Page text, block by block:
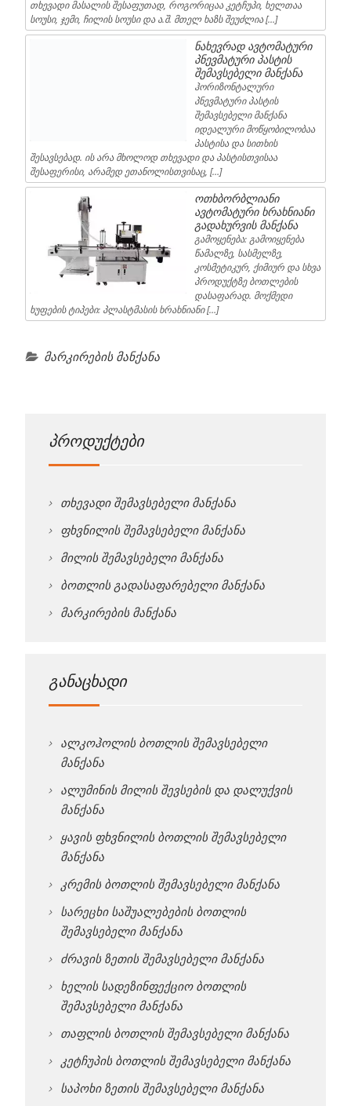
თხევადი მასალის შესაფუთად, როგორიცაა კეტჩუპი, ხელთაა
სოუსი, ჯემი, ჩილის სოუსი და ა.შ. მთელ ხაზს შეუძლია […]
ნახევრად ავტომატური
პნევმატური პასტის
შემავსებელი მანქანა
ჰორიზონტალური
პნევმატური პასტის
შემავსებელი მანქანა
იდეალური მოწყობილობაა
პასტისა და სითხის
შესავსებად. ის არა მხოლოდ თხევადი და პასტისთვისაა
შესაფერისი, არამედ ეთანოლისთვისაც, […]
ოთხბორბლიანი
ავტომატური ხრახნიანი
გადახურვის მანქანა
გამოყენება: გამოიყენება
წამალზე, სასმელზე,
კოსმეტიკურ, ქიმიურ და სხვა
პროდუქტზე ბოთლების
დასაფარად. მოქმედი
ხუფების ტიპები: პლასტმასის ხრახნიანი […]
მარკირების მანქანა
პროდუქტები
თხევადი შემავსებელი მანქანა
ფხვნილის შემავსებელი მანქანა
მილის შემავსებელი მანქანა
ბოთლის გადასაფარებელი მანქანა
მარკირების მანქანა
განაცხადი
ალკოჰოლის ბოთლის შემავსებელი
მანქანა
ალუმინის მილის შევსების და დალუქვის
მანქანა
ყავის ფხვნილის ბოთლის შემავსებელი
მანქანა
კრემის ბოთლის შემავსებელი მანქანა
სარეცხი საშუალებების ბოთლის
შემავსებელი მანქანა
ძრავის ზეთის შემავსებელი მანქანა
ხელის სადეზინფექციო ბოთლის
შემავსებელი მანქანა
თაფლის ბოთლის შემავსებელი მანქანა
კეტჩუპის ბოთლის შემავსებელი მანქანა
საპოხი ზეთის შემავსებელი მანქანა